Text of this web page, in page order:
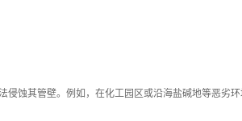
蚀其管壁。例如，在化工园区或沿海盐碱地等恶劣